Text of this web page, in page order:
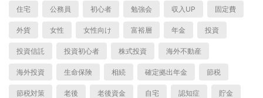
住宅 公務員 初心者 勉強会 収入UP 固定費
外貨 女性 女性向け 富裕層 年金 投資
投資信託 投資初心者 株式投資 海外不動産
海外投資 生命保険 相続 確定拠出年金 節税
節税対策 老後 老後資金 自宅 認知症 貯金